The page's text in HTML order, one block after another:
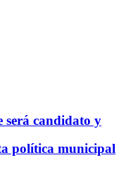
será candidato y
política municipal